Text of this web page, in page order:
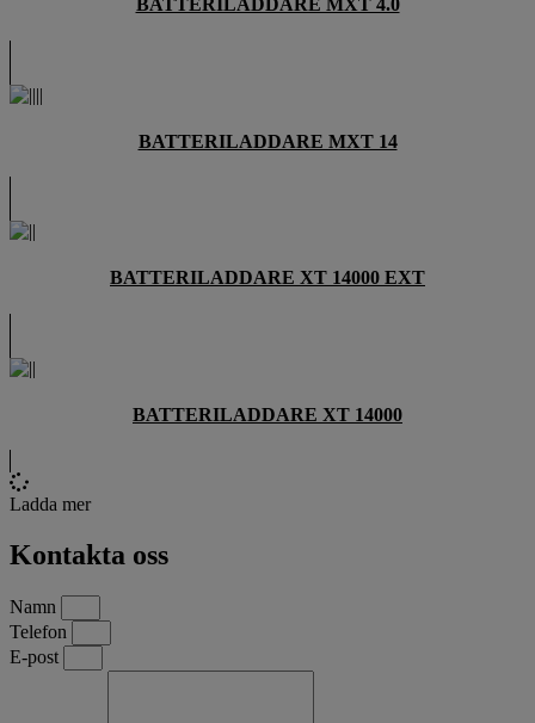
BATTERILADDARE MXT 4.0
BATTERILADDARE MXT 14
BATTERILADDARE XT 14000 EXT
BATTERILADDARE XT 14000
Ladda mer
Kontakta oss
Namn
Telefon
E-post